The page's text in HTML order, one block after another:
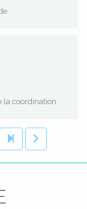
la coordination